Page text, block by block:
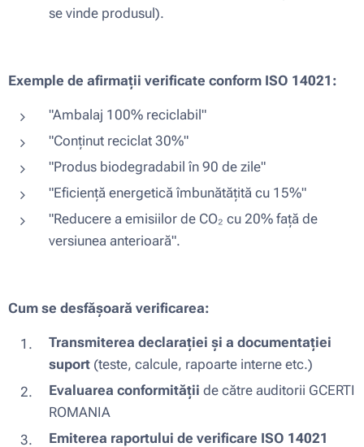
se vinde produsul).
Exemple de afirmații verificate conform ISO 14021:
"Ambalaj 100% reciclabil"
"Conținut reciclat 30%"
"Produs biodegradabil în 90 de zile"
"Eficiență energetică îmbunătățită cu 15%"
"Reducere a emisiilor de CO₂ cu 20% față de
versiunea anterioară".
Cum se desfășoară verificarea:
Transmiterea declarației și a documentației
suport (teste, calcule, rapoarte interne etc.)
Evaluarea conformității de către auditorii GCERTI
ROMANIA
Emiterea raportului de verificare ISO 14021